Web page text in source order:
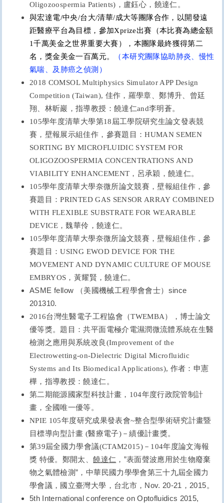
Oligozoospermia Patients) ，盧鈺心，饒達仁。
與宏達電/中央/台大/清華/成大等團隊合作，以開發遠
距醫療平台為目標，參加Xprize出賽（本比賽為總金額
1千萬美金之世界重要大賽），本團隊最終獲得第二
名，獎金美金一百萬元。
（本研究團隊協助肺炎、慢性
氣喘、及肺癌之偵測）
2018 COMSOL Multiphysics Simulator APP Design
Competition (Taiwan), 佳作，羅學章、鄭博升、曾廷
翔、林昕巖，指導教授：饒達仁and李明蒼。
105學年度清華大學第18屆工學院研究生論文發表競
賽，壁報展示組佳作，參賽題目：HUMAN SEMEN
SORTING BY MICROFLUIDIC SYSTEM FOR
OLIGOZOOSPERMIA CONCENTRATIONS AND
VIABILITY ENHANCEMENT ， 呂承穎，饒達仁。
105學年度清華大學奈微所論文競賽，壁報組佳作，參
賽題目：PRINTED GAS SENSOR ARRAY COMBINED
WITH FLEXIBLE SUBSTRATE FOR WEARABLE
DEVICE ，魏華伶，饒達仁。
105學年度清華大學奈微所論文競賽，壁報組佳作，參
賽題目：USING EWOD DEVICE FOR THE
MOVEMENT AND DYNAMIC CULTURE OF MOUSE
EMBRYOS ，黃耀賢，饒達仁。
ASME fellow （美國機械工程學會會士） since
201310.
2016台灣生醫電子工程協會（TWEMBA），博士論文
優等獎。題目：共平面電極介電濕潤微流體系統在生醫
檢測之應用與系統改良(Improvement of the
Electrowetting-on-Dielectric Digital Microfluidic
Systems and Its Biomedical Applications), 作者：申憲
樺，指導教授：饒達仁。
第二期能源國家型科技計畫，104年度行政院管制計
畫，全國唯一優等。
NPIE 105年度研究成果發表會~整合型學術研究計畫暨
目標導向型計畫 (醫療電子)－績優計畫獎。
第39屆全國力學會議(CTAM2015)－104年度論文海報
獎 特優。 鄭開太、饒達仁 ， ”表面聲波應用於生物廢棄
物之氣體檢測” ，中華民國力學學會第三十九屆全國力
學會議，國立臺灣大學，台北市， Nov. 20-21 ，2015。
5th International conference on Optofluidics 2015,